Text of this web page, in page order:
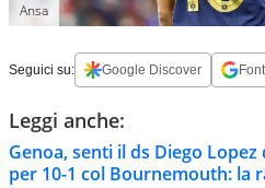
Ansa
Seguici su: Google Discover
Leggi anche:
Genoa, senti il ds Diego
per 10-1 col Bournemouth: la